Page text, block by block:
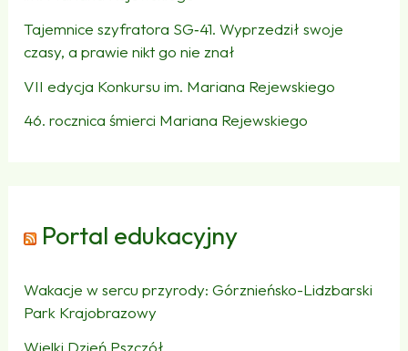
Tajemnice szyfratora SG‑41. Wyprzedził swoje
czasy, a prawie nikt go nie znał
VII edycja Konkursu im. Mariana Rejewskiego
46. rocznica śmierci Mariana Rejewskiego
Portal edukacyjny
Wakacje w sercu przyrody: Górznieńsko-Lidzbarski
Park Krajobrazowy
Wielki Dzień Pszczół